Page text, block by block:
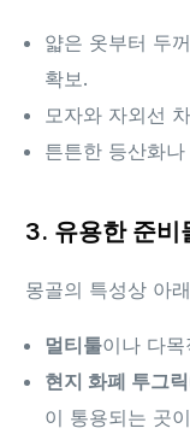
얇은 옷부터 두
확보.
모자와 자외선
튼튼한 등산화
3. 유용한 준비
몽골의 특성상 아
멀티툴이나 다
현지 화폐 투그
이 통용되는 곳